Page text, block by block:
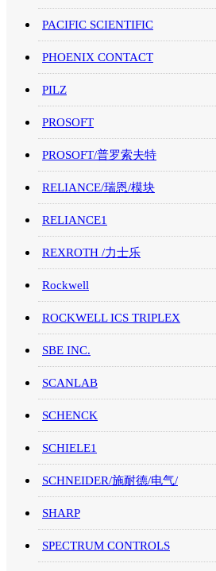
PACIFIC SCIENTIFIC
PHOENIX CONTACT
PILZ
PROSOFT
PROSOFT/普罗索夫特
RELIANCE/瑞恩/模块
RELIANCE1
REXROTH /力士乐
Rockwell
ROCKWELL ICS TRIPLEX
SBE INC.
SCANLAB
SCHENCK
SCHIELE1
SCHNEIDER/施耐德/电气/
SHARP
SPECTRUM CONTROLS